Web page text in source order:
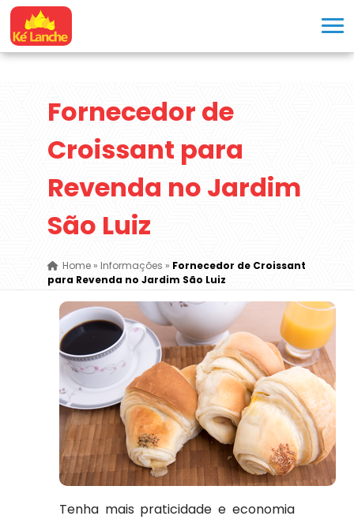
Fornecedor de
Croissant para
Revenda no Jardim
São Luiz
Home» Informações » Fornecedor de Croissant
para Revenda no Jardim São Luiz
Tenha mais praticidade e economia